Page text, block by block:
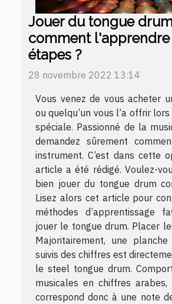
Jouer du tongue
comment l'apprendre
étapes ?
28 novembre 2022 13:14
Vous venez de vous acheter
ou quelqu’un vous l’a offrir lors
spéciale. Passionné de la
demandez sûrement
instrument. C’est dans cette
article a été rédigé. Voulez-
bien jouer du tongue drum
Lisez alors cet article pour
méthodes d’apprentissage
jouer le tongue drum. Placer
Majoritairement, une planche
suivis des chiffres est
le steel tongue drum.
musicales en chiffres arabes,
correspond donc à une note